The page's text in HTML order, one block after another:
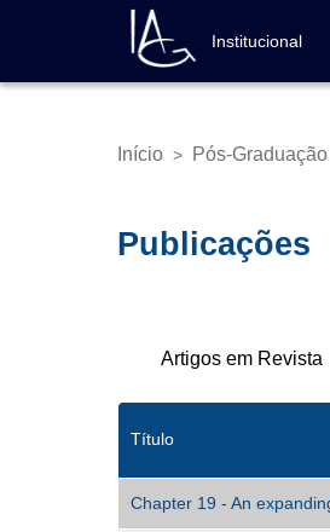
conteúdo
Navegação
principal
Institucional
Trilha
Início > Pós-Graduação
Publicações
AbasArtigos em Revista
Título
Chapter 19 - An